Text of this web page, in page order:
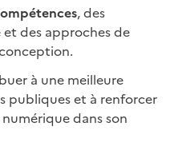
, des
des approches de
à une meilleure
publiques et à renforcer
dans son